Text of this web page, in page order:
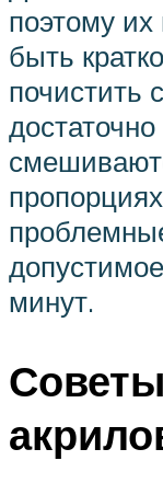
поэтому
быть
почистить
минут.